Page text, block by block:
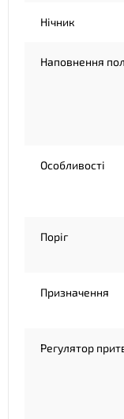
Нічник
Наповнення
Особливості
Поріг
Призначення
Регулятор